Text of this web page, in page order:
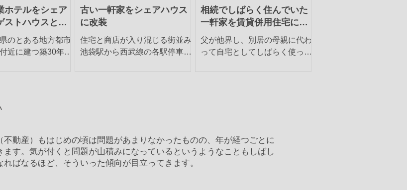
ホテルをシェア
ストハウスとし
のとある地方都市
近に建つ築30年を
ずそのまま使える
らい費用がかかる
スをいた...
古い一軒家をシェアハウス
に改装
住宅と商店が入り混じる街並み
池袋駅から西武線の各駅停車で
ばこ屋や寿司屋、銭湯、中華料
理店、町工場など...
相続でしばらく住んでいた
一軒家を賃貸併用住宅に建
替え
父が他界し、別居の母親に代わ
って自宅としてしばらく使って
日常の集団生活に問題がない人
に使ってもらうのだ。し...
動産）もはじめの頃は問題があまりなかったものの、年が経つごとに
す。気が付くと問題が山積みになっているというようなこともしばし
ばなるほど、そういった傾向が目立ってきます。